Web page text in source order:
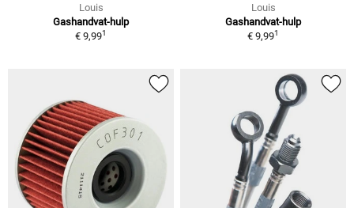
Louis
Gashandvat-hulp
€ 9,991
Louis
Gashandvat-hulp
€ 9,991